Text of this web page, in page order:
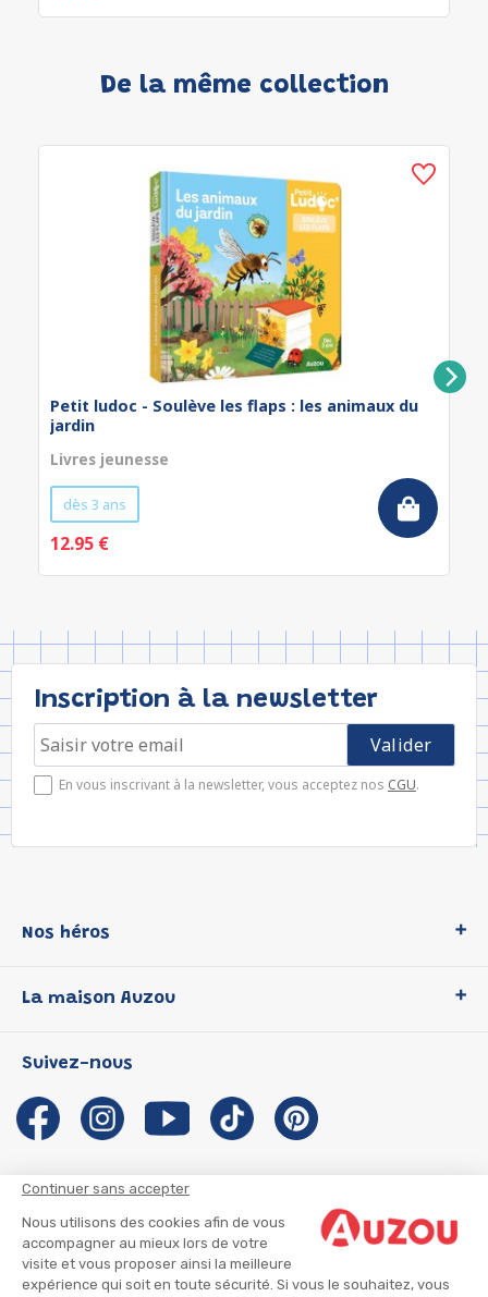
Continuer sans accepter
Nous utilisons des cookies afin de vous
accompagner au mieux lors de votre
visite et vous proposer ainsi la meilleure
expérience qui soit en toute sécurité. Si vous le souhaitez, vous
De la même collection
Petit ludoc - Soulève les flaps : les animaux du
jardin
Livres jeunesse
dès 3 ans
12.95 €
Inscription à la newsletter
En vous inscrivant à la newsletter, vous acceptez nos CGU.
Nos héros
P'tit Loup
Les Influenceuses
Migali
Petite Taupe
La maison Auzou
Notre histoire
Auzou s'engage
Auteurs et illustrateurs Auzou
Suivre mon colis
Infos consommateur
Suivez-nous
CGU
CGV